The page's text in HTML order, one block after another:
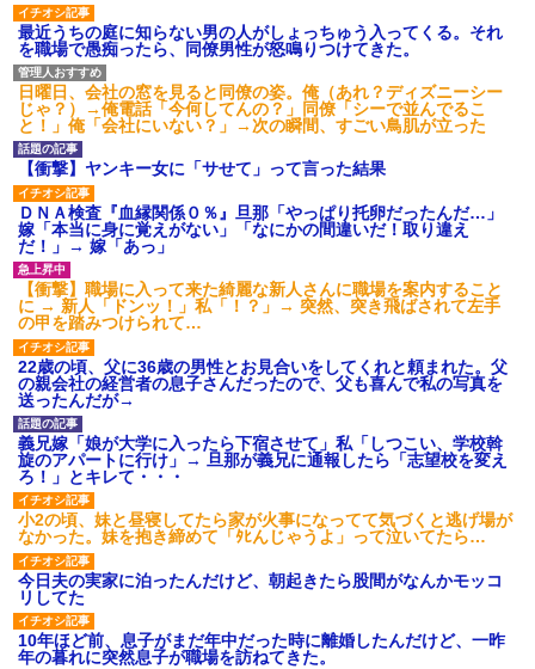
最近うちの庭に知らない男の人がしょっちゅう入ってくる。それ
を職場で愚痴ったら、同僚男性が怒鳴りつけてきた。
日曜日、会社の窓を見ると同僚の姿。俺（あれ？ディズニーシー
じゃ？）→俺電話「今何してんの？」同僚「シーで並んでるこ
と！」俺「会社にいない？」→次の瞬間、すごい鳥肌が立った
【衝撃】ヤンキー女に「サせて」って言った結果
ＤＮＡ検査『血縁関係０％』旦那「やっぱり托卵だったんだ…」
嫁「本当に身に覚えがない」「なにかの間違いだ！取り違え
だ！」→ 嫁「あっ」
【衝撃】職場に入って来た綺麗な新人さんに職場を案内すること
に → 新人「ドンッ！」私「！？」→ 突然、突き飛ばされて左手
の甲を踏みつけられて…
22歳の頃、父に36歳の男性とお見合いをしてくれと頼まれた。父
の親会社の経営者の息子さんだったので、父も喜んで私の写真を
送ったんだが→
義兄嫁「娘が大学に入ったら下宿させて」私「しつこい、学校斡
旋のアパートに行け」→ 旦那が義兄に通報したら「志望校を変え
ろ！」とキレて・・・
小2の頃、妹と昼寝してたら家が火事になってて気づくと逃げ場が
なかった。妹を抱き締めて「ﾀﾋんじゃうよ」って泣いてたら…
今日夫の実家に泊ったんだけど、朝起きたら股間がなんかモッコ
リしてた
10年ほど前、息子がまだ年中だった時に離婚したんだけど、一昨
年の暮れに突然息子が職場を訪ねてきた。